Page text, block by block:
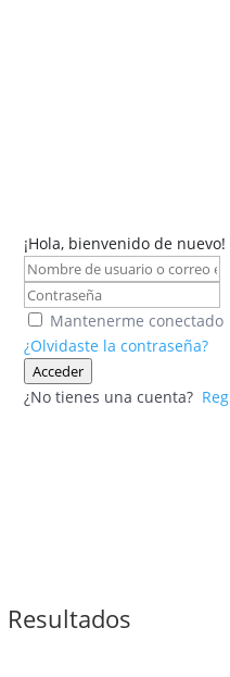
¡Hola, bienvenido de nuevo!
Mantenerme conectado
¿Olvidaste la contraseña?
Acceder
¿No tienes una cuenta?
Resultados